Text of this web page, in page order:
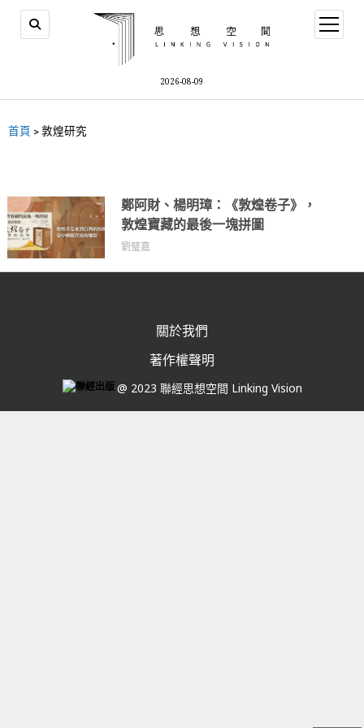
2026-08-09
首頁 >敦煌研究
鄭阿財、楊明璋：《敦煌卷子》，
敦煌寶藏的最後一塊拼圖
劉璧嘉
關於我們
著作權聲明
@ 2023 聯經思想空間 Linking Vision